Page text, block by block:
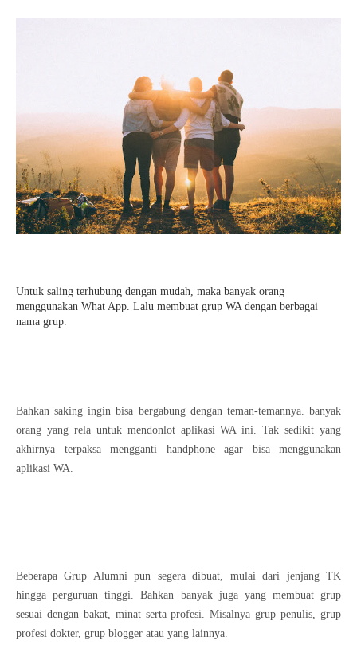
Untuk saling terhubung dengan mudah, maka banyak orang
menggunakan What App. Lalu membuat grup WA dengan berbagai
nama grup.
Bahkan saking ingin bisa bergabung dengan teman-temannya. banyak
orang yang rela untuk mendonlot aplikasi WA ini. Tak sedikit yang
akhirnya terpaksa mengganti handphone agar bisa menggunakan
aplikasi WA.
Beberapa Grup Alumni pun segera dibuat, mulai dari jenjang TK
hingga perguruan tinggi. Bahkan banyak juga yang membuat grup
sesuai dengan bakat, minat serta profesi. Misalnya grup penulis, grup
profesi dokter, grup blogger atau yang lainnya.